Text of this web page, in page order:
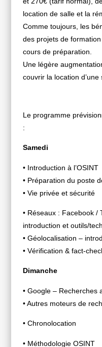
location de salle et la
Comme toujours, les
des projets de
cours de préparation.
Une légère
couvrir la location d’une
Le programme
:
Samedi
• Introduction à l’OSINT
• Préparation du poste
• Vie privée et sécurité
• Réseaux : Facebook
introduction et outils/
• Géolocalisation –
• Vérification & fact-
Dimanche
• Google – Recherches
• Autres moteurs de
• Chronolocation
• Méthodologie OSINT